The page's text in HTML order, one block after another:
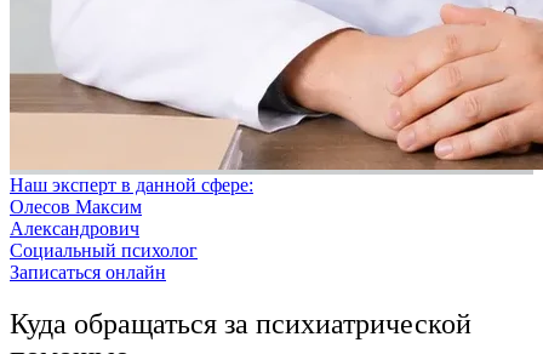
Наш эксперт в данной сфере:
Олесов Максим
Александрович
Социальный психолог
Записаться онлайн
Куда обращаться за психиатрической